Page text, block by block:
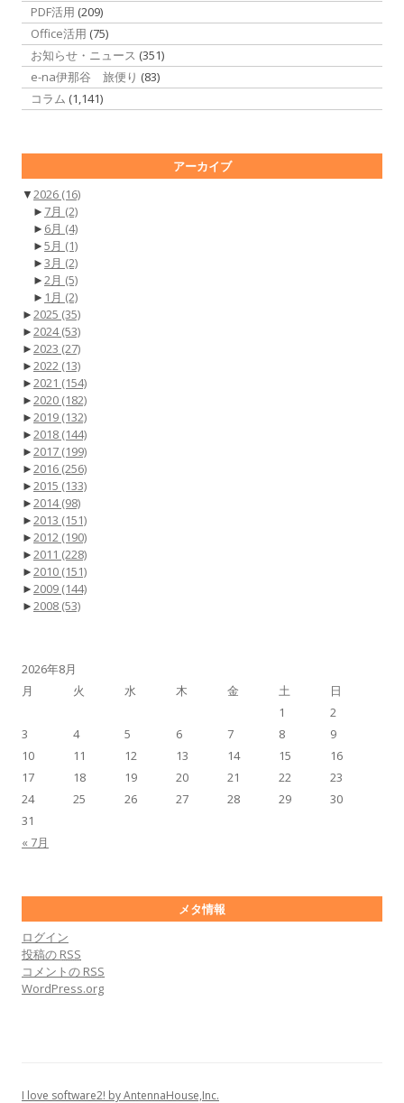
PDF活用 (209)
Office活用 (75)
お知らせ・ニュース (351)
e-na伊那谷 旅便り (83)
コラム (1,141)
アーカイブ
▼2026 (16)
► 7月 (2)
► 6月 (4)
►5月 (1)
►3月 (2)
►2月 (5)
► 1月 (2)
►2025 (35)
►2024(53)
►2023 (27)
►2022 (13)
►2021 (154)
►2020 (182)
►2019 (132)
►2018 (144)
►2017 (199)
►2016 (256)
►2015 (133)
►2014(98)
►2013 (151)
►2012 (190)
►2011 (228)
►2010 (151)
►2009 (144)
►2008 (53)
2026年8月
月
火 水 木 金 土 日
« 7月
1
2
3
4 5 6 7 8
9
10
11 12 13 14 15
16
17
18 19 20 21 22
23
24
25 26 27 28 29
30
31
メタ情報
ログイン
投稿の RSS
コメントの RSS
WordPress.org
I love software2! by AntennaHouse,Inc.